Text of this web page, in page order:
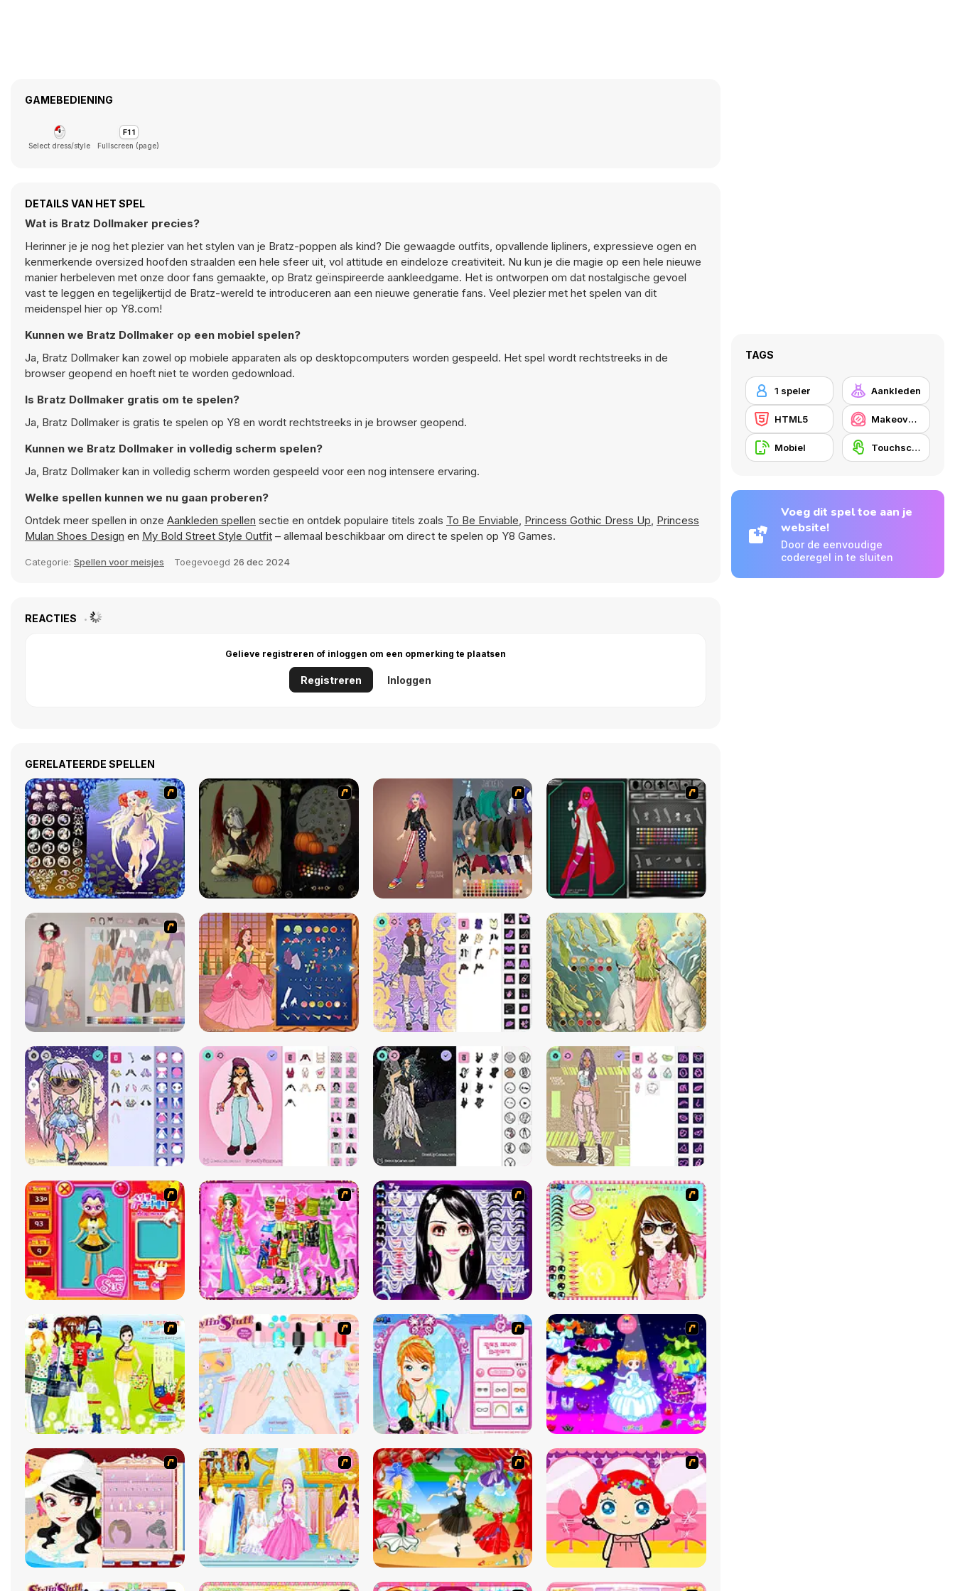
GAMEBEDIENING
Select dress/style Fullscreen (page)
DETAILS VAN HET SPEL
Wat is Bratz Dollmaker precies?
Herinner je je nog het plezier van het stylen van je Bratz-poppen als kind? Die gewaagde outfits, opvallende lipliners, expressieve ogen en
kenmerkende oversized hoofden straalden een hele sfeer uit, vol attitude en eindeloze creativiteit. Nu kun je die magie op een hele nieuwe
manier herbeleven met onze door fans gemaakte, op Bratz geïnspireerde aankleedgame. Het is ontworpen om dat nostalgische gevoel
vast te leggen en tegelijkertijd de Bratz-wereld te introduceren aan een nieuwe generatie fans. Veel plezier met het spelen van dit
meidenspel hier op Y8.com!
Kunnen we Bratz Dollmaker op een mobiel spelen?
Ja, Bratz Dollmaker kan zowel op mobiele apparaten als op desktopcomputers worden gespeeld. Het spel wordt rechtstreeks in de
browser geopend en hoeft niet te worden gedownload.
Is Bratz Dollmaker gratis om te spelen?
Ja, Bratz Dollmaker is gratis te spelen op Y8 en wordt rechtstreeks in je browser geopend.
Kunnen we Bratz Dollmaker in volledig scherm spelen?
Ja, Bratz Dollmaker kan in volledig scherm worden gespeeld voor een nog intensere ervaring.
Welke spellen kunnen we nu gaan proberen?
Ontdek meer spellen in onze Aankleden spellen sectie en ontdek populaire titels zoals To Be Enviable, Princess Gothic Dress Up, Princess
Mulan Shoes Design en My Bold Street Style Outfit – allemaal beschikbaar om direct te spelen op Y8 Games.
Categorie: Spellen voor meisjes Toegevoegd 26 dec 2024
REACTIES
Gelieve registreren of inloggen om een opmerking te plaatsen
Registreren Inloggen
GERELATEERDE SPELLEN
TAGS
1 speler Aankleden
HTML5 Makeover/ Make-up
Mobiel Touchscreen
Voeg dit spel toe aan je
website!
Door de eenvoudige
coderegel in te sluiten